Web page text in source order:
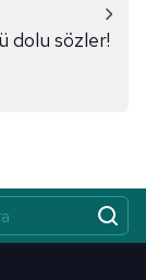
dolu sözler!